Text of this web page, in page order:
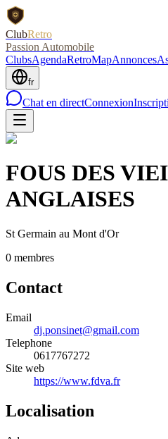
ClubRetro
Passion Automobile
ClubsAgendaRetroMapAnnonces
fr
Chat en directConnexion
FOUS DES
ANGLAISES
St Germain au Mont d'Or
0 membres
Contact
Email
dj.ponsinet@gmail.com
Telephone
0617767272
Site web
https://www.fdva.fr
Localisation